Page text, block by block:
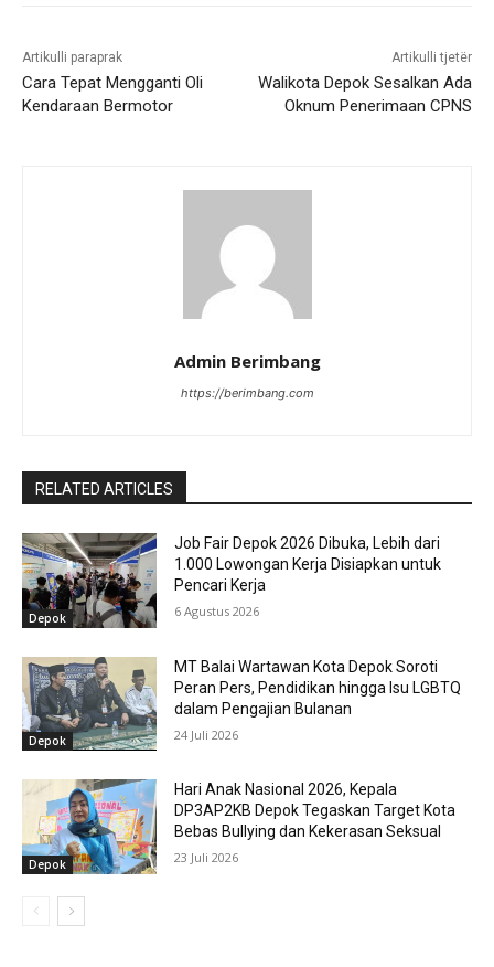
Artikulli paraprak
Cara Tepat Mengganti Oli
Kendaraan Bermotor
Artikulli tjetër
Walikota Depok Sesalkan Ada
Oknum Penerimaan CPNS
Admin Berimbang
https://berimbang.com
RELATED ARTICLES
Depok
Job Fair Depok 2026 Dibuka, Lebih dari
1.000 Lowongan Kerja Disiapkan untuk
Pencari Kerja
6 Agustus 2026
Depok
MT Balai Wartawan Kota Depok Soroti
Peran Pers, Pendidikan hingga Isu LGBTQ
dalam Pengajian Bulanan
24 Juli 2026
Depok
Hari Anak Nasional 2026, Kepala
DP3AP2KB Depok Tegaskan Target Kota
Bebas Bullying dan Kekerasan Seksual
23 Juli 2026